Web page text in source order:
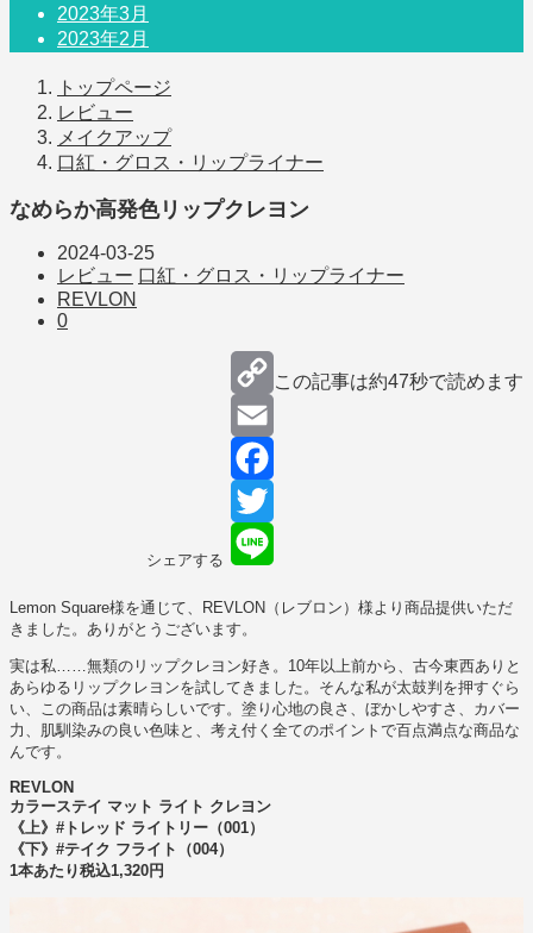
2023年3月
2023年2月
トップページ
レビュー
メイクアップ
口紅・グロス・リップライナー
なめらか高発色リップクレヨン
2024-03-25
レビュー 口紅・グロス・リップライナー
REVLON
0
この記事は約47秒で読めます
シェアする
Lemon Square様を通じて、REVLON（レブロン）様より商品提供いただ
きました。ありがとうございます。
実は私……無類のリップクレヨン好き。10年以上前から、古今東西ありと
あらゆるリップクレヨンを試してきました。そんな私が太鼓判を押すぐら
い、この商品は素晴らしいです。塗り心地の良さ、ぼかしやすさ、カバー
力、肌馴染みの良い色味と、考え付く全てのポイントで百点満点な商品な
んです。
REVLON
カラーステイ マット ライト クレヨン
《上》#トレッド ライトリー（001）
《下》#テイク フライト（004）
1本あたり税込1,320円